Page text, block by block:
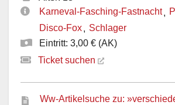
Karneval-Fasching-Fastnacht,
Disco-Fox, Schlager
Eintritt: 3,00 € (AK)
Ticket suchen
Ww-Artikelsuche zu: